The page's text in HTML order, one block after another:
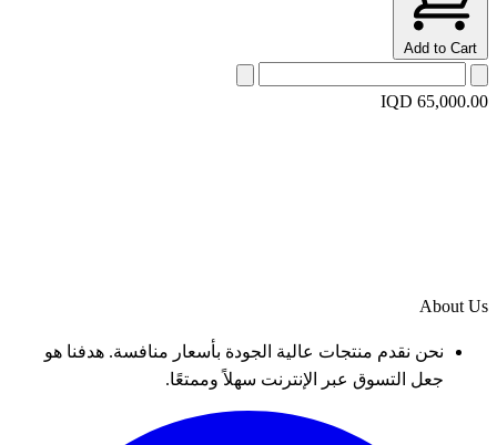
Add to Cart
IQD 65,000.00
About Us
نحن نقدم منتجات عالية الجودة بأسعار منافسة. هدفنا هو
جعل التسوق عبر الإنترنت سهلاً وممتعًا.